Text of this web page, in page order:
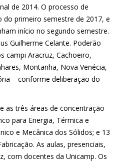
de 2014. O processo de
primeiro semestre de 2017, e
início no segundo semestre.
Guilherme Celante. Poderão
campi Aracruz, Cachoeiro,
Montanha, Nova Venécia,
– conforme deliberação do
as três áreas de concentração
para Energia, Térmica e
e Mecânica dos Sólidos; e 13
As aulas, presenciais,
com docentes da Unicamp. Os